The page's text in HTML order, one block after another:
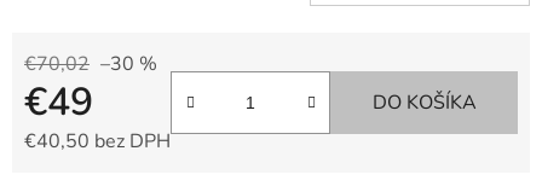
€70,02 –30 %
€49
€40,50 bez DPH
DO KOŠÍKA